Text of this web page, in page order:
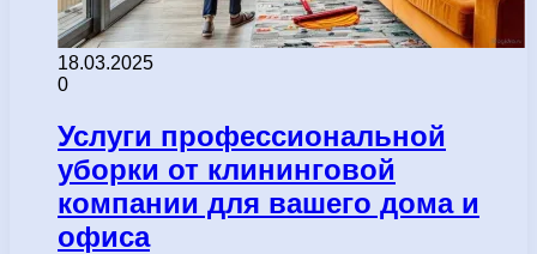
18.03.2025
0
Услуги профессиональной
уборки от клининговой
компании для вашего дома и
офиса